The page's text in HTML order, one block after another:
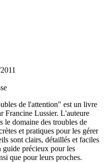
de l'attention" est un livre
Francine Lussier. L'auteure
le domaine des troubles de
et pratiques pour les gérer
sont clairs, détaillés et faciles
précieux pour les
que pour leurs proches.